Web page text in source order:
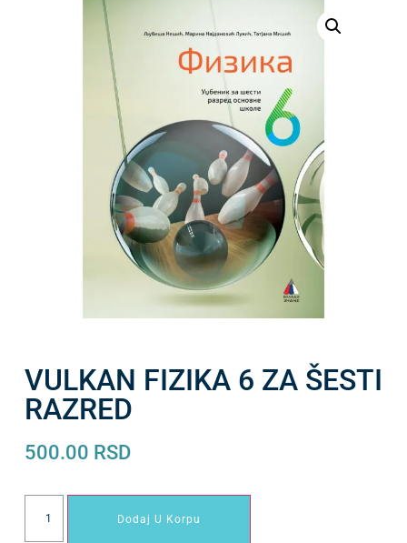
VULKAN FIZIKA 6 ZA ŠESTI
RAZRED
500.00 RSD
Dodaj U Korpu